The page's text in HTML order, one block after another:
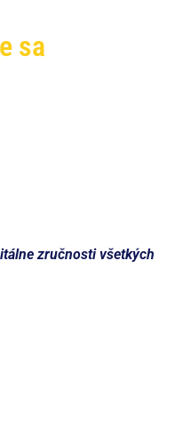
sa
zručnosti všetkých